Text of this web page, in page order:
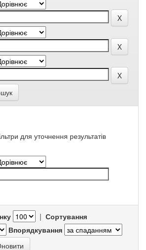
для уточнення результатів
| Сортування
Впорядкування